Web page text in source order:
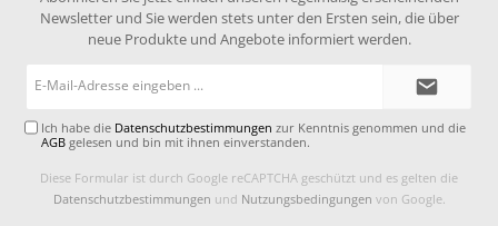
Newsletter und Sie werden stets unter den Ersten sein, die über
neue Produkte und Angebote informiert werden.
Ich habe die Datenschutzbestimmungen zur Kenntnis genommen und die
AGB gelesen und bin mit ihnen einverstanden.
Diese Formular ist durch Google reCAPTCHA geschützt und es gelten die
Datenschutzbestimmungen und Nutzungsbedingungen von Google.